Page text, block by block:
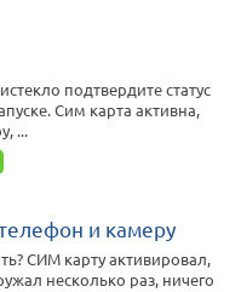
подтвердите статус
Сим карта активна,
...
и камеру
СИМ карту активировал,
несколько раз, ничего